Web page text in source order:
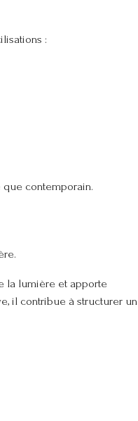
:
contemporain.
la lumière et apporte
il contribue à structurer un